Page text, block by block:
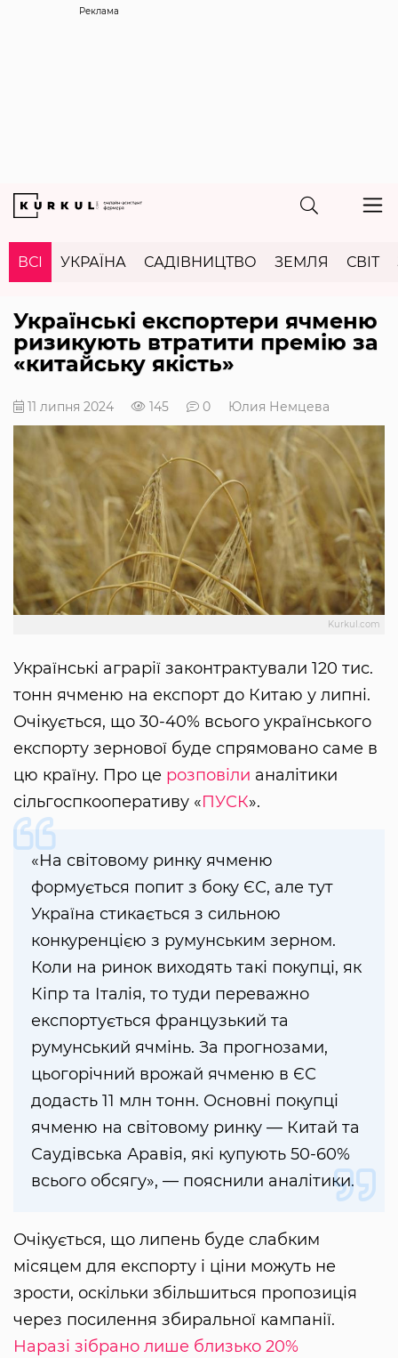
Реклама
ВСІ УКРАЇНА САДІВНИЦТВО ЗЕМЛЯ СВІТ
Українські експортери ячменю
ризикують втратити премію за
«китайську якість»
11 липня 2024 145 0 Юлия Немцева
Kurkul.com
Українські аграрії законтрактували 120 тис.
тонн ячменю на експорт до Китаю у липні.
Очікується, що 30-40% всього українського
експорту зернової буде спрямовано саме в
цю країну. Про це розповіли аналітики
сільгоспкооперативу «ПУСК».
«На світовому ринку ячменю
формується попит з боку ЄС, але тут
Україна стикається з сильною
конкуренцією з румунським зерном.
Коли на ринок виходять такі покупці, як
Кіпр та Італія, то туди переважно
експортується французький та
румунський ячмінь. За прогнозами,
цьогорічний врожай ячменю в ЄС
додасть 11 млн тонн. Основні покупці
ячменю на світовому ринку — Китай та
Саудівська Аравія, які купують 50-60%
всього обсягу», — пояснили аналітики.
Очікується, що липень буде слабким
місяцем для експорту і ціни можуть не
зрости, оскільки збільшиться пропозиція
через посилення збиральної кампанії.
Наразі зібрано лише близько 20%